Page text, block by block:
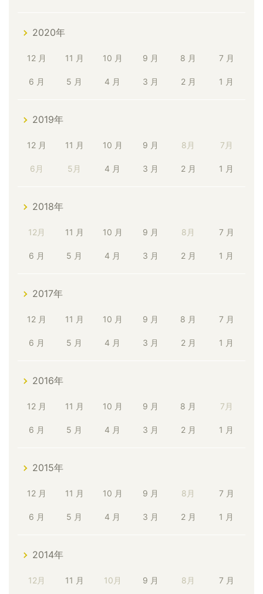
2020年
12 月 11 月 10 月 9 月 8 月 7 月
6 月 5 月 4 月 3 月 2 月 1 月
2019年
12 月 11 月 10 月 9 月 8月 7月
6月 5月 4 月 3 月 2 月 1 月
2018年
12月 11 月 10 月 9 月 8月 7 月
6 月 5 月 4 月 3 月 2 月 1 月
2017年
12 月 11 月 10 月 9 月 8 月 7 月
6 月 5 月 4 月 3 月 2 月 1 月
2016年
12 月 11 月 10 月 9 月 8 月 7月
6 月 5 月 4 月 3 月 2 月 1 月
2015年
12 月 11 月 10 月 9 月 8月 7 月
6 月 5 月 4 月 3 月 2 月 1 月
2014年
12月 11 月 10月 9 月 8月 7 月